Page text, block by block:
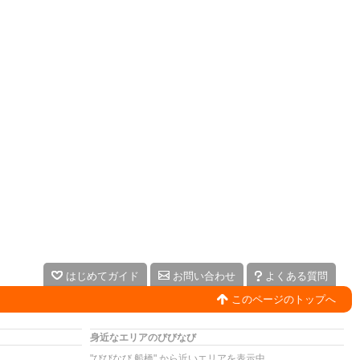
はじめてガイド お問い合わせ
よくある質問
このページのトップへ
身近なエリアのびびなび